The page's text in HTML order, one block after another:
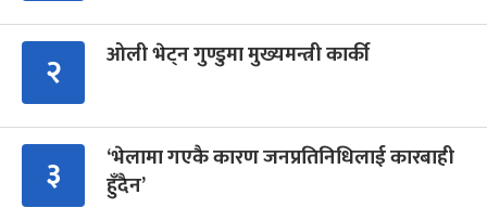
२ ओली भेट्न गुण्डुमा मुख्यमन्त्री कार्की
३
‘भेलामा गएकै कारण जनप्रतिनिधिलाई कारबाही
हुँदैन’